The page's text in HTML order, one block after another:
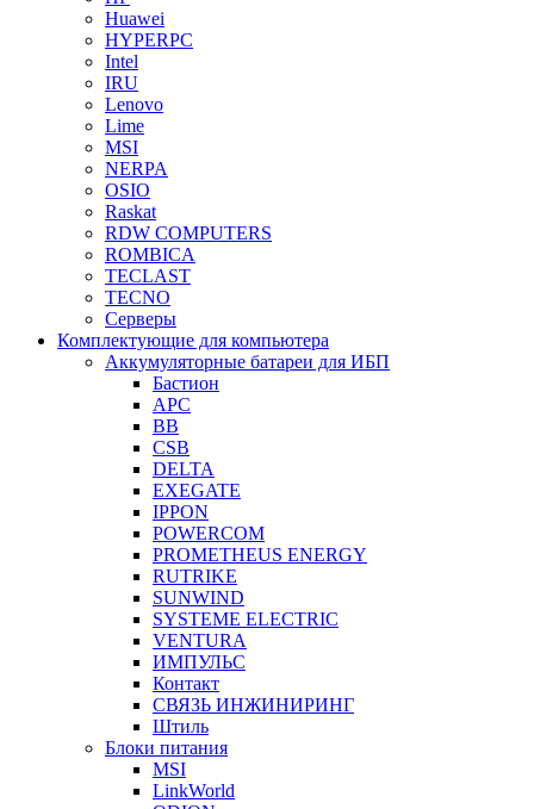
Huawei
HYPERPC
Intel
IRU
Lenovo
Lime
MSI
NERPA
OSIO
Raskat
RDW COMPUTERS
ROMBICA
TECLAST
TECNO
Серверы
Комплектующие для компьютера
Аккумуляторные батареи для ИБП
Бастион
APC
BB
CSB
DELTA
EXEGATE
IPPON
POWERCOM
PROMETHEUS ENERGY
RUTRIKE
SUNWIND
SYSTEME ELECTRIC
VENTURA
ИМПУЛЬС
Контакт
СВЯЗЬ ИНЖИНИРИНГ
Штиль
Блоки питания
MSI
LinkWorld